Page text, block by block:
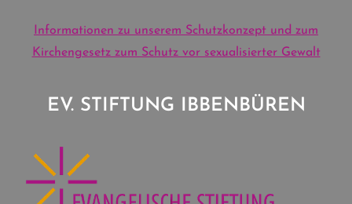
Informationen zu unserem Schutzkonzept und zum
Kirchengesetz zum Schutz vor sexualisierter Gewalt
EV. STIFTUNG IBBENBÜREN